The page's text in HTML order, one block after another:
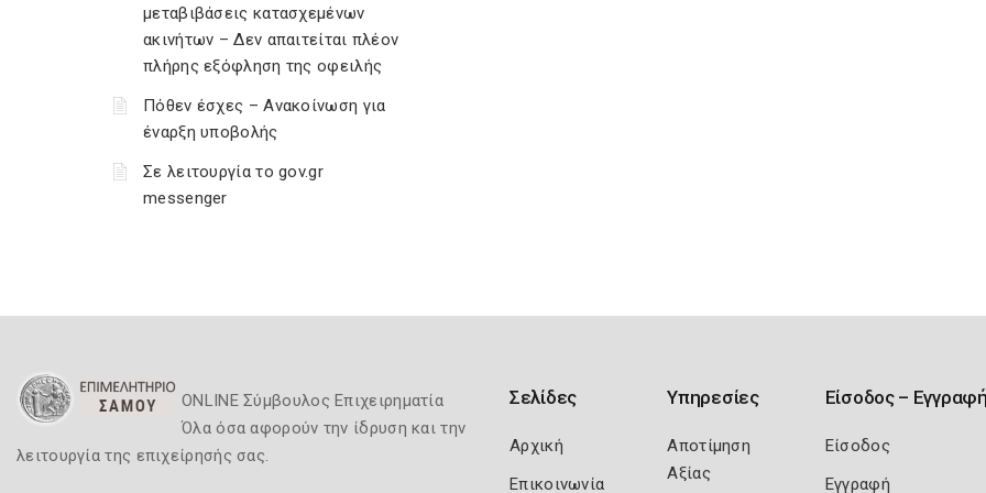
μεταβιβάσεις κατασχεμένων
ακινήτων – Δεν απαιτείται πλέον
πλήρης εξόφληση της οφειλής
Πόθεν έσχες – Ανακοίνωση για
έναρξη υποβολής
Σε λειτουργία το gov.gr
messenger
ONLINE Σύμβουλος Επιχειρηματία
Όλα όσα αφορούν την ίδρυση και την
λειτουργία της επιχείρησής σας.
Σελίδες
Αρχική
Επικοινωνία
Υπηρεσίες
Αποτίμηση
Αξίας
Είσοδος –
Είσοδος
Εγγραφή